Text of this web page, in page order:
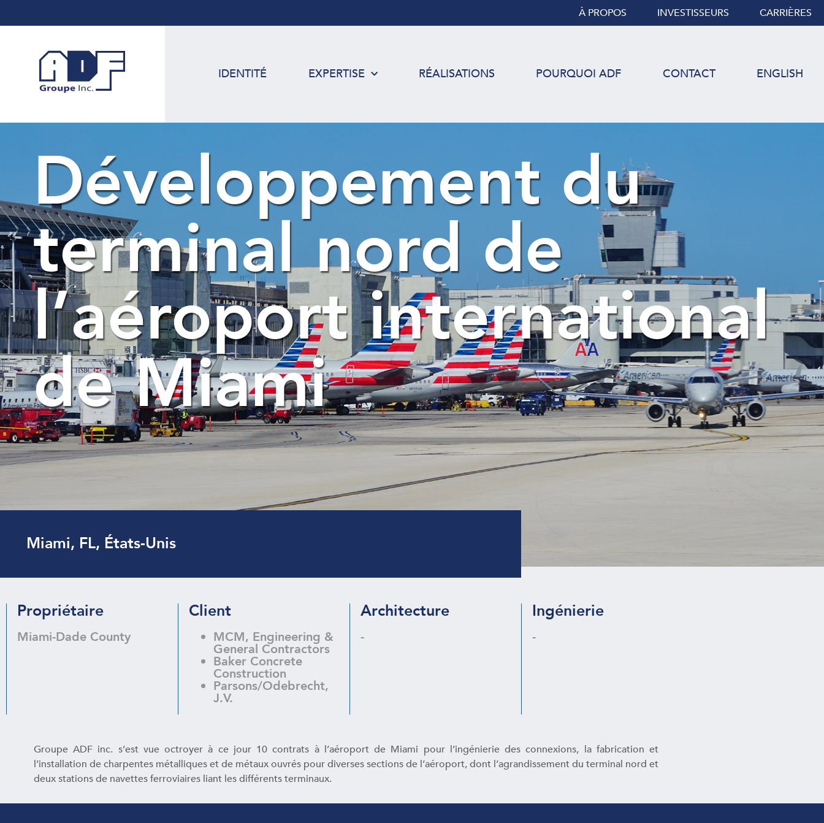
À PROPOS INVESTISSEURS CARRIÈRES
IDENTITÉ EXPERTISE RÉALISATIONS POURQUOI ADF CONTACT ENGLISH
Développement du
terminal nord de
l’aéroport international
de Miami
Miami, FL, États-Unis
Propriétaire
Miami-Dade County
Client
MCM, Engineering &
General Contractors
Baker Concrete
Construction
Parsons/Odebrecht,
J.V.
Architecture
-
Ingénierie
-
Groupe ADF inc. s’est vue octroyer à ce jour 10 contrats à l’aéroport de Miami pour l’ingénierie des connexions, la fabrication et
l’installation de charpentes métalliques et de métaux ouvrés pour diverses sections de l’aéroport, dont l’agrandissement du terminal nord et
deux stations de navettes ferroviaires liant les différents terminaux.